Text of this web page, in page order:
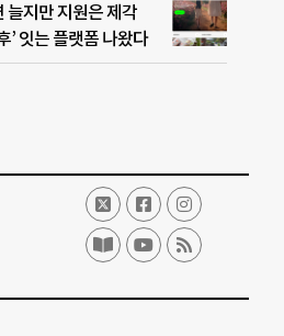
늘지만 지원은 제각
’ 잇는 플랫폼 나왔다